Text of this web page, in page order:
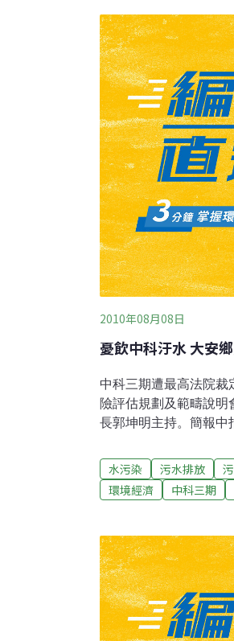
議是協助其他9村自來
議。
2010年08月08日
憂飲中科汙水 大安
中科三期遭最高法院
險評估規劃及範疇說
長郭坤明主持。簡報中
基準。大安鄉占95％的
下層該怎麼辦？排放的
命安全及靠農、漁維生
大安溪出海口12浬外
加把關。中科代表指出
說，將擇期再召集各界
求，即放流管延伸到
水污染 污水排放
環境經濟
中科三期